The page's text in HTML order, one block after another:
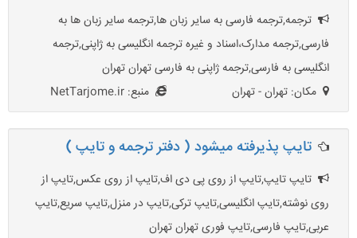
ترجمه,ترجمه فارسی به سایر زبان ها,ترجمه سایر زبان ها به
فارسی,ترجمه مدارک،اسناد و غیره ترجمه انگلیسی به ژاپنی,ترجمه
انگلیسی به فارسی,ترجمه ژاپنی به فارسی تهران تهران
مکان: تهران - تهران
منبع: NetTarjome.ir
تایپ پذیرفته میشود ( دفتر ترجمه و تایپ )
تایپ تایپ,تایپ از روی پی دی اف,تایپ از روی عکس,تایپ از
روی نوشته,تایپ انگلیسی,تایپ ترکی,تایپ در منزل,تایپ سریع,تایپ
عربی,تایپ فارسی,تایپ فوری تهران تهران